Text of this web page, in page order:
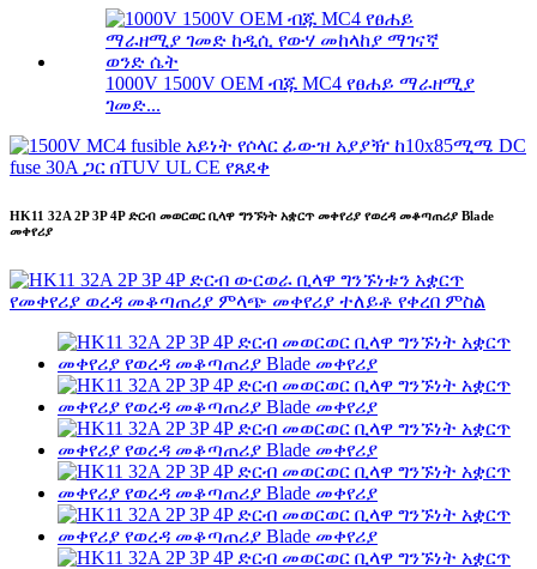
1000V 1500V OEM ብጁ MC4 የፀሐይ ማራዘሚያ
ገመድ...
HK11 32A 2P 3P 4P ድርብ መወርወር ቢላዋ ግንኙነት አቋርጥ መቀየሪያ የወረዳ መቆጣጠሪያ Blade
መቀየሪያ